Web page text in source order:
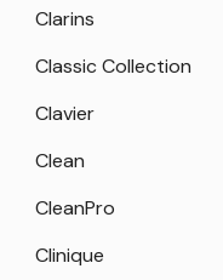
Clarins
Classic Collection
Clavier
Clean
CleanPro
Clinique